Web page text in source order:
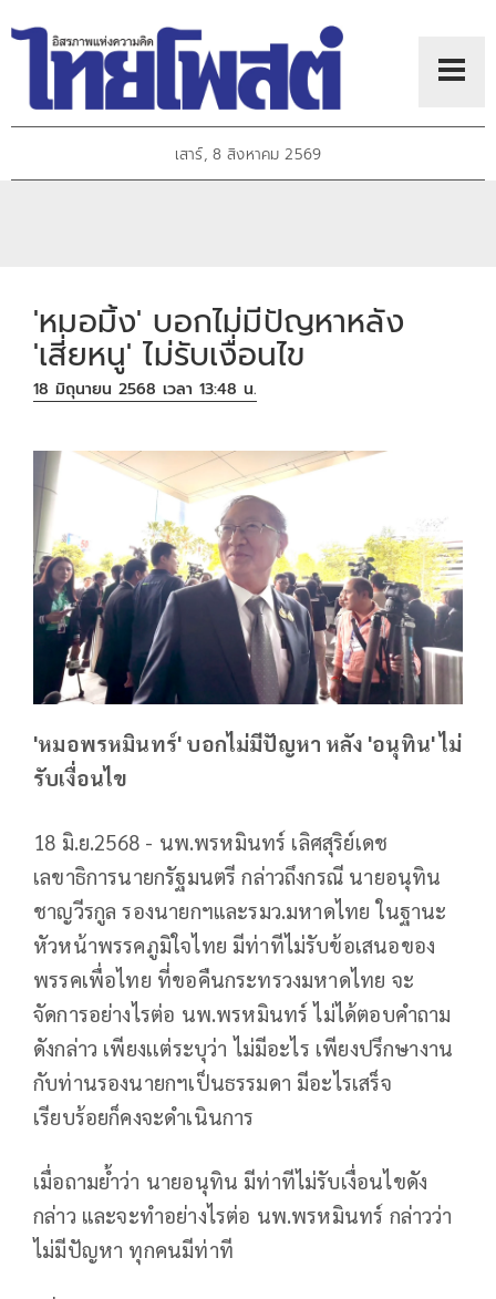
เสาร์, 8 สิงหาคม 2569
'หมอมิ้ง' บอกไม่มีปัญหาหลัง
'เสี่ยหนู' ไม่รับเงื่อนไข
18 มิถุนายน 2568 เวลา 13:48 น.
'หมอพรหมินทร์' บอกไม่มีปัญหา หลัง 'อนุทิน' ไม่
รับเงื่อนไข
18 มิ.ย.2568 - นพ.พรหมินทร์ เลิศสุริย์เดช
เลขาธิการนายกรัฐมนตรี กล่าวถึงกรณี นายอนุทิน
ชาญวีรกูล รองนายกฯและรมว.มหาดไทย ในฐานะ
หัวหน้าพรรคภูมิใจไทย มีท่าทีไม่รับข้อเสนอของ
พรรคเพื่อไทย ที่ขอคืนกระทรวงมหาดไทย จะ
จัดการอย่างไรต่อ นพ.พรหมินทร์ ไม่ได้ตอบคำถาม
ดังกล่าว เพียงเเต่ระบุว่า ไม่มีอะไร เพียงปรึกษางาน
กับท่านรองนายกฯเป็นธรรมดา มีอะไรเสร็จ
เรียบร้อยก็คงจะดำเนินการ
เมื่อถามย้ำว่า นายอนุทิน มีท่าทีไม่รับเงื่อนไขดัง
กล่าว และจะทำอย่างไรต่อ นพ.พรหมินทร์ กล่าวว่า
ไม่มีปัญหา ทุกคนมีท่าที